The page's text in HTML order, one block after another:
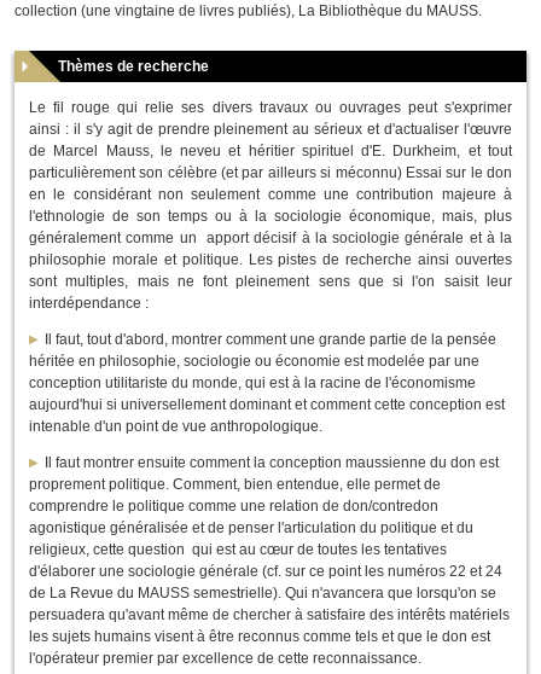
collection (une vingtaine de livres publiés), La Bibliothèque du MAUSS.
Thèmes de recherche
Le fil rouge qui relie ses divers travaux ou ouvrages peut s'exprimer
ainsi : il s'y agit de prendre pleinement au sérieux et d'actualiser l'œuvre
de Marcel Mauss, le neveu et héritier spirituel d'E. Durkheim, et tout
particulièrement son célèbre (et par ailleurs si méconnu) Essai sur le don
en le considérant non seulement comme une contribution majeure à
l'ethnologie de son temps ou à la sociologie économique, mais, plus
généralement comme un apport décisif à la sociologie générale et à la
philosophie morale et politique. Les pistes de recherche ainsi ouvertes
sont multiples, mais ne font pleinement sens que si l'on saisit leur
interdépendance :
Il faut, tout d'abord, montrer comment une grande partie de la pensée
héritée en philosophie, sociologie ou économie est modelée par une
conception utilitariste du monde, qui est à la racine de l'économisme
aujourd'hui si universellement dominant et comment cette conception est
intenable d'un point de vue anthropologique.
Il faut montrer ensuite comment la conception maussienne du don est
proprement politique. Comment, bien entendue, elle permet de
comprendre le politique comme une relation de don/contredon
agonistique généralisée et de penser l'articulation du politique et du
religieux, cette question qui est au cœur de toutes les tentatives
d'élaborer une sociologie générale (cf. sur ce point les numéros 22 et 24
de La Revue du MAUSS semestrielle). Qui n'avancera que lorsqu'on se
persuadera qu'avant même de chercher à satisfaire des intérêts matériels
les sujets humains visent à être reconnus comme tels et que le don est
l'opérateur premier par excellence de cette reconnaissance.